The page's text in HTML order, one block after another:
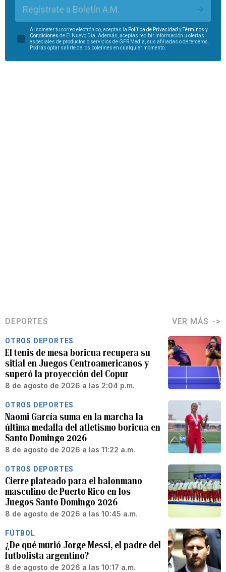
Regístrate a Boletín A.M.
Al someter tu correo electrónico, aceptas la Política de Privacidad yTérminos y
Condiciones de El Nuevo Día. Además, aceptas recibir información u ofertas
especiales de productos o servicios de GFR Media, sus afiliadas o de terceros.
Podrás optar salirte de los boletines en cualquier momento.
DEPORTES VER MÁS
OTROS DEPORTES
El tenis de mesa boricua recupera su
sitial en Juegos Centroamericanos y
superó la proyección del Copur
8 de agosto de 2026 a las 2:04 p.m.
OTROS DEPORTES
Naomi García suma en la marcha la
última medalla del atletismo boricua en
Santo Domingo 2026
8 de agosto de 2026 a las 11:22 a.m.
OTROS DEPORTES
Cierre plateado para el balonmano
masculino de Puerto Rico en los
Juegos Santo Domingo 2026
8 de agosto de 2026 a las 10:45 a.m.
FÚTBOL
¿De qué murió Jorge Messi, el padre del
futbolista argentino?
8 de agosto de 2026 a las 10:17 a.m.